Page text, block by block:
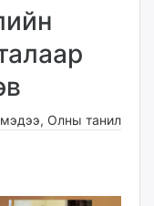
, Олны танил